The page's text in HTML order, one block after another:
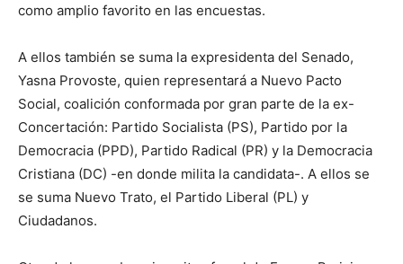
como amplio favorito en las encuestas.
A ellos también se suma la expresidenta del Senado,
Yasna Provoste, quien representará a Nuevo Pacto
Social, coalición conformada por gran parte de la ex-
Concertación: Partido Socialista (PS), Partido por la
Democracia (PPD), Partido Radical (PR) y la Democracia
Cristiana (DC) -en donde milita la candidata-. A ellos se
se suma Nuevo Trato, el Partido Liberal (PL) y
Ciudadanos.